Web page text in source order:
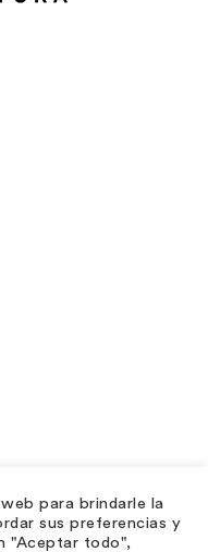
para brindarle la
sus preferencias y
"Aceptar todo",